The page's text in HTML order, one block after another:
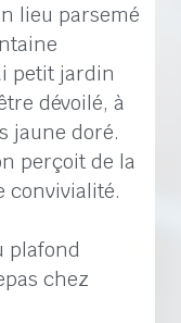
lieu parsemé
petit jardin
dévoilé, à
jaune doré.
perçoit de la
convivialité.
plafond
chez